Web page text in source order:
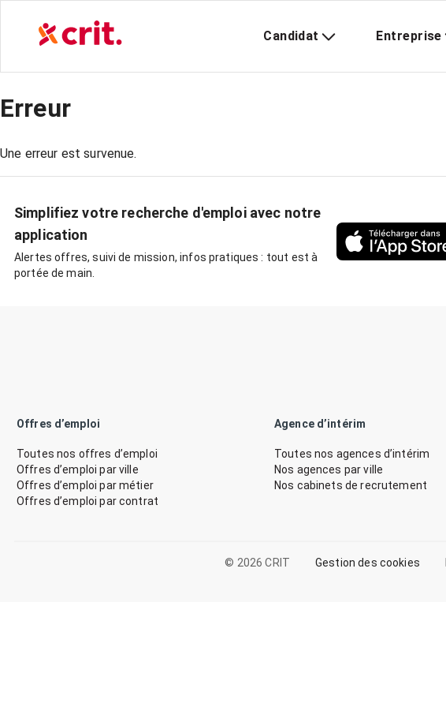
Candidat Entreprise
Erreur
Une erreur est survenue.
Simplifiez votre recherche d'emploi avec notre
application
Alertes offres, suivi de mission, infos pratiques : tout est à
portée de main.
Offres d’emploi
Toutes nos offres d’emploi
Offres d’emploi par ville
Offres d’emploi par métier
Offres d’emploi par contrat
Agence d’intérim
Toutes nos agences d’intérim
Nos agences par ville
Nos cabinets de recrutement
© 2026 CRIT Gestion des cookies